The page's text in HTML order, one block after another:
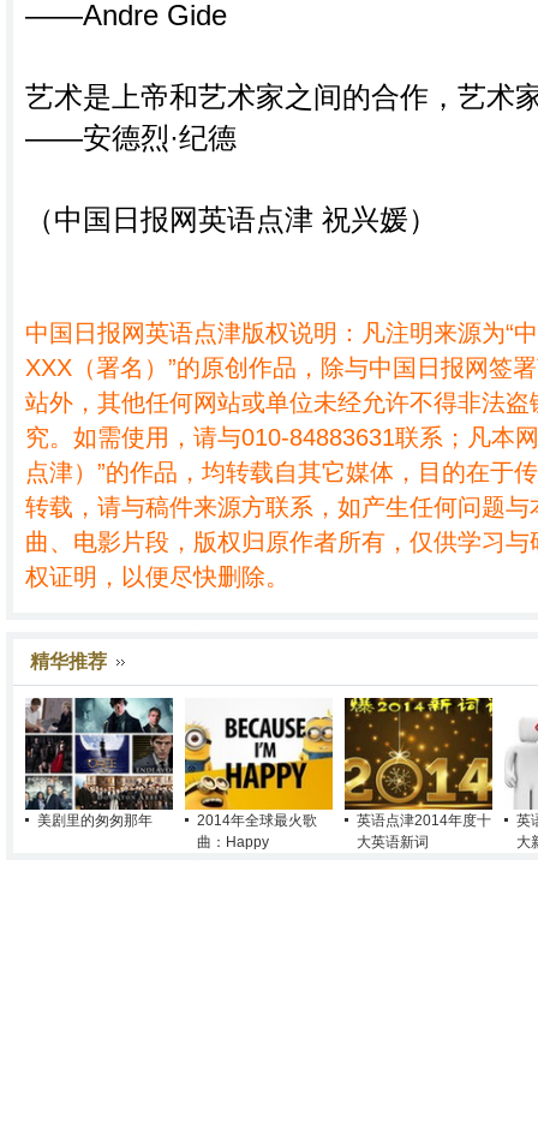
——Andre Gide
艺术是上帝和艺术家之间的合作，艺术
——安德烈·纪德
（中国日报网英语点津 祝兴媛）
中国日报网英语点津版权说明：凡注明来源为“
XXX（署名）”的原创作品，除与中国日报网签
站外，其他任何网站或单位未经允许不得非法
究。如需使用，请与010-84883631联系；凡本
点津）”的作品，均转载自其它媒体，目的在于
转载，请与稿件来源方联系，如产生任何问题
曲、电影片段，版权归原作者所有，仅供学习
权证明，以便尽快删除。
精华推荐
美剧里的匆匆那年
2014年全球最火歌
曲：Happy
英语点津2014年度十
大英语新词
英
大